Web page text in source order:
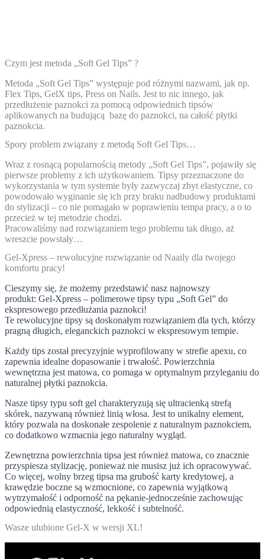
Czym jest metoda „Soft Gel Tips” ?
Metoda „Soft Gel Tips” występuje pod różnymi nazwami, jak np.
Flex Tips, GelX tips, Press on Nails. Jest to nic innego, jak
przedłużenie paznokci za pomocą odpowiednich tipsów
aplikowanych na budującą bazę do paznokci, na całość płytki
paznokcia.
Spory problem związany z metodą Soft Gel Tips…
Wraz z rosnącą popularnością metody „Soft Gel Tips”, pojawiły się
pierwsze problemy z ich użytkowaniem. Tipsy przeznaczone do
wykorzystania w tym systemie były zazwyczaj zbyt elastyczne, co
powodowało wyginanie się ich przy braku nadbudowy produktami
do stylizacji – co nie pomagało w poprawieniu tempa pracy, a o to
przecież w tej metodzie chodzi.
Pracowaliśmy nad rozwiązaniem tego problemu tak długo, aż
wreszcie powstały…
Gel-Xpress – rewolucyjne rozwiązanie od Naaily dla twojego
komfortu pracy!
Cieszymy się, że możemy przedstawić nasz najnowszy
produkt: Gel-Xpress – polimerowe tipsy typu „Soft Gel” do
ekspresowego przedłużania paznokci!
Te rewolucyjne tipsy są doskonałym rozwiązaniem dla tych, którzy
pragną długich, eleganckich paznokci w ekspresowym tempie.
Każdy tips został precyzyjnie wyprofilowany w strefie apexu, co
zapewnia idealne dopasowanie i trwałość. Powierzchnia
wewnętrzna jest matowa, co pomaga w optymalnym przyleganiu do
naturalnej płytki paznokcia.
Nasze tipsy typu soft gel charakteryzują się ultracienką strefą
skórek, nazywaną również linią włosa. Jest to unikalny element,
który pozwala na doskonałe zespolenie z naturalnym paznokciem,
co dodatkowo wzmacnia jego naturalny wygląd.
Zewnętrzna powierzchnia tipsa jest również matowa, co znacznie
przyspiesza stylizację, ponieważ nie musisz już ich opracowywać.
Co więcej, wolny brzeg tipsa ma grubość karty kredytowej, a
krawędzie boczne są wzmocnione, co zapewnia wyjątkową
wytrzymałość i odporność na pękanie-jednocześnie zachowując
odpowiednią elastyczność, lekkość i subtelność.
Wasze ulubione Gel-X w wersji XL!